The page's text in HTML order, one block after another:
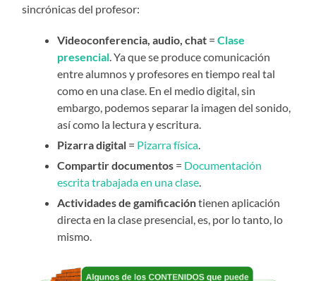
sincrónicas del profesor:
Videoconferencia, audio, chat =Clase
presencial. Ya que se produce comunicación
entre alumnos y profesores en tiempo real tal
como en una clase. En el medio digital, sin
embargo, podemos separar la imagen del sonido,
así como la lectura y escritura.
Pizarra digital = Pizarra física.
Compartir documentos = Documentación
escrita trabajada en una clase.
Actividades de gamificacióntienen aplicación
directa en la clase presencial, es, por lo tanto, lo
mismo.